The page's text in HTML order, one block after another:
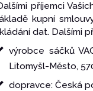
příjemci
kupní
dat. Dalšími
výrobce sáčků
Litomyšl-Město,
dopravce: Česká